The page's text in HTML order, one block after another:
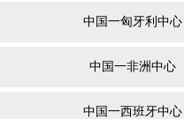
中国一匈牙利中心
中国一非洲中心
中国一西班牙中心